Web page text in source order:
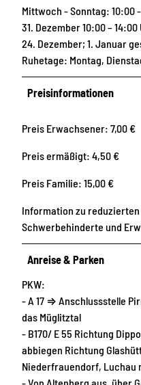
Mittwoch - Sonntag: 10:00
31. Dezember 10:00 – 14:00
24. Dezember; 1. Januar
Ruhetage: Montag,
Preisinformationen
Preis Erwachsener: 7,00 €
Preis ermäßigt: 4,50 €
Preis Familie: 15,00 €
Information zu
Schwerbehinderte und
Anreise & Parken
PKW:
- A 17 ⇒ Anschlussstelle
das Müglitztal
- B170/ E 55 Richtung
abbiegen Richtung
Niederfrauendorf, Luchau